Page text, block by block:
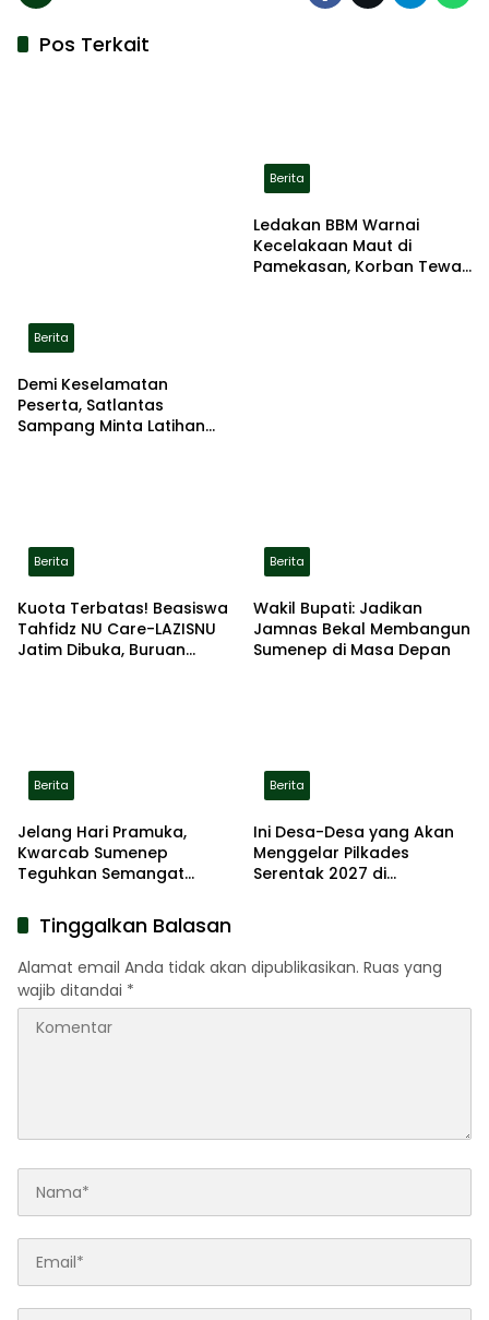
Pos Terkait
Berita
Demi Keselamatan
Peserta, Satlantas
Sampang Minta Latihan
Berita
Ledakan BBM Warnai
Kecelakaan Maut di
Pamekasan, Korban Tewas
Berita
Kuota Terbatas! Beasiswa
Tahfidz NU Care-LAZISNU
Jatim Dibuka, Buruan
Berita
Wakil Bupati: Jadikan
Jamnas Bekal Membangun
Sumenep di Masa Depan
Berita
Jelang Hari Pramuka,
Kwarcab Sumenep
Teguhkan Semangat
Pahlawan
Berita
Ini Desa-Desa yang Akan
Menggelar Pilkades
Serentak 2027 di
Tinggalkan Balasan
Alamat email Anda tidak akan dipublikasikan. Ruas yang
wajib ditandai *